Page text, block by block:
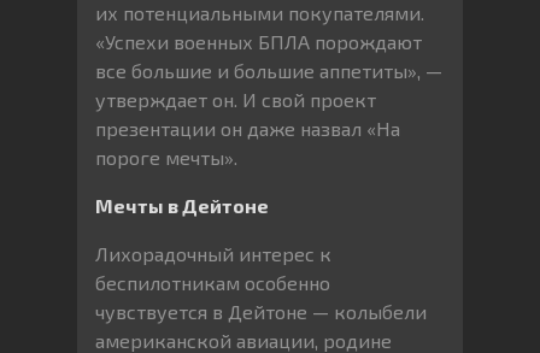
их потенциальными покупателями.
«Успехи военных БПЛА порождают
все большие и большие аппетиты», —
утверждает он. И свой проект
презентации он даже назвал «На
пороге мечты».
Мечты в Дейтоне
Лихорадочный интерес к
беспилотникам особенно
чувствуется в Дейтоне — колыбели
американской авиации, родине